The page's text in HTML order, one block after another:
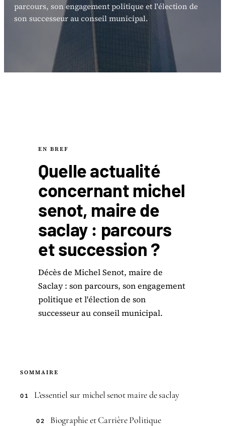
parcours, son engagement politique et l'élection de
son successeur au conseil municipal.
EN BREF
Quelle actualité
concernant michel
senot, maire de
saclay : parcours
et succession ?
Décès de Michel Senot, maire de
Saclay : son parcours, son engagement
politique et l'élection de son
successeur au conseil municipal.
SOMMAIRE
01 L’essentiel sur michel senot maire de saclay
02 Biographie et Carrière Politique